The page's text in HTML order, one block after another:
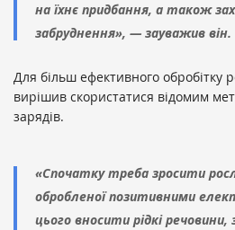
на їхнє придбання, а також
забруднення», — зауважив він.
Для більш ефективного обробітку
вирішив скористатися відомим
зарядів.
«Спочатку треба зросити
обробленої позитивними
цього вносити рідкі